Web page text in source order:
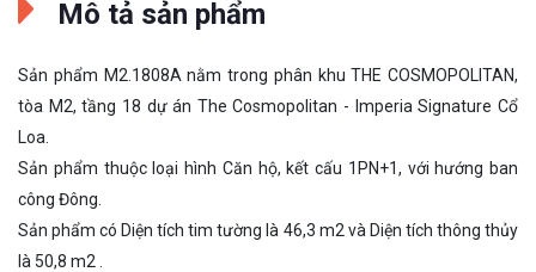
Mô tả sản phẩm
Sản phẩm M2.1808A nằm trong phân khu THE COSMOPOLITAN,
tòa M2, tầng 18 dự án The Cosmopolitan - Imperia Signature Cổ
Loa.
Sản phẩm thuộc loại hình Căn hộ, kết cấu 1PN+1, với hướng ban
công Đông.
Sản phẩm có Diện tích tim tường là 46,3 m2 và Diện tích thông thủy
là 50,8 m2 .